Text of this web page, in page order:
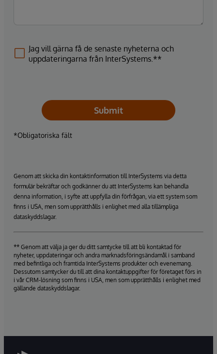
Jag vill gärna få de senaste nyheterna och
uppdateringarna från InterSystems.**
Submit
*Obligatoriska fält
Genom att skicka din kontaktinformation till InterSystems via detta
formulär bekräftar och godkänner du att InterSystems kan behandla
denna information, i syfte att uppfylla din förfrågan, via ett system som
finns i USA, men som upprätthålls i enlighet med alla tillämpliga
dataskyddslagar.
** Genom att välja ja ger du ditt samtycke till att bli kontaktad för
nyheter, uppdateringar och andra marknadsföringsändamål i samband
med befintliga och framtida InterSystems produkter och evenemang.
Dessutom samtycker du till att dina kontaktuppgifter för företaget förs in
i vår CRM-lösning som finns i USA, men som upprätthålls i enlighet med
gällande dataskyddslagar.